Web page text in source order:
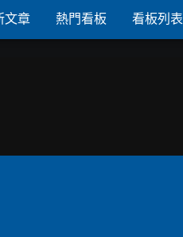
文章 熱門看板 看板列表